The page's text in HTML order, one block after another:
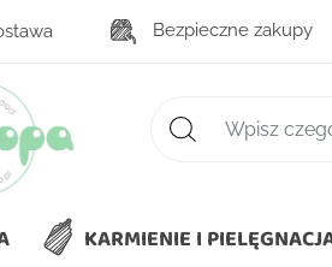
Bezpieczne zakupy
Zaawansowane
KARMIENIE I